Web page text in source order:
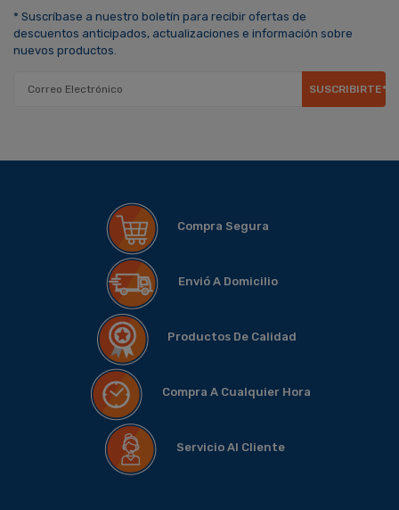
* Suscríbase a nuestro boletín para recibir ofertas de
descuentos anticipados, actualizaciones e información sobre
nuevos productos.
SUSCRIBIRTE*
Compra Segura
Envió A Domicilio
Productos De Calidad
Compra A Cualquier Hora
Servicio Al Cliente